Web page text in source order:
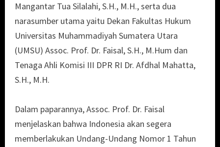
Mangantar Tua Silalahi, S.H., M.H., serta dua
narasumber utama yaitu Dekan Fakultas Hukum
Universitas Muhammadiyah Sumatera Utara
(UMSU) Assoc. Prof. Dr. Faisal, S.H., M.Hum dan
Tenaga Ahli Komisi III DPR RI Dr. Afdhal Mahatta,
S.H., M.H.
Dalam paparannya, Assoc. Prof. Dr. Faisal
menjelaskan bahwa Indonesia akan segera
memberlakukan Undang-Undang Nomor 1 Tahun